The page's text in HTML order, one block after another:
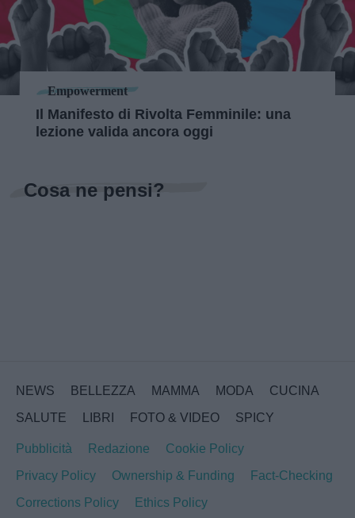
Empowerment
Il Manifesto di Rivolta Femminile: una
lezione valida ancora oggi
Cosa ne pensi?
NEWS BELLEZZA MAMMA MODA
CUCINA
SALUTE
LIBRI FOTO & VIDEO SPICY
Pubblicità Redazione
Cookie Policy
Privacy Policy
Ownership & Funding
Fact-Checking
Corrections Policy
Ethics Policy